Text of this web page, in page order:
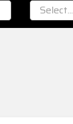
Select...